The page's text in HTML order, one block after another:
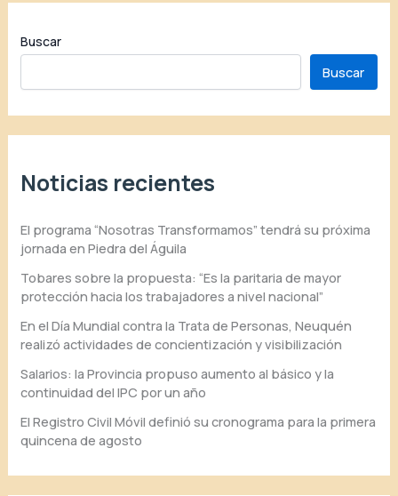
Buscar
Buscar
Noticias recientes
El programa “Nosotras Transformamos” tendrá su próxima
jornada en Piedra del Águila
Tobares sobre la propuesta: “Es la paritaria de mayor
protección hacia los trabajadores a nivel nacional”
En el Día Mundial contra la Trata de Personas, Neuquén
realizó actividades de concientización y visibilización
Salarios: la Provincia propuso aumento al básico y la
continuidad del IPC por un año
El Registro Civil Móvil definió su cronograma para la primera
quincena de agosto